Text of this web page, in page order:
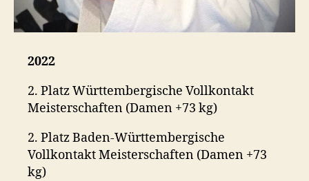
2022
2. Platz Württembergische Vollkontakt
Meisterschaften (Damen +73 kg)
2. Platz Baden-Württembergische
Vollkontakt Meisterschaften (Damen +73
kg)